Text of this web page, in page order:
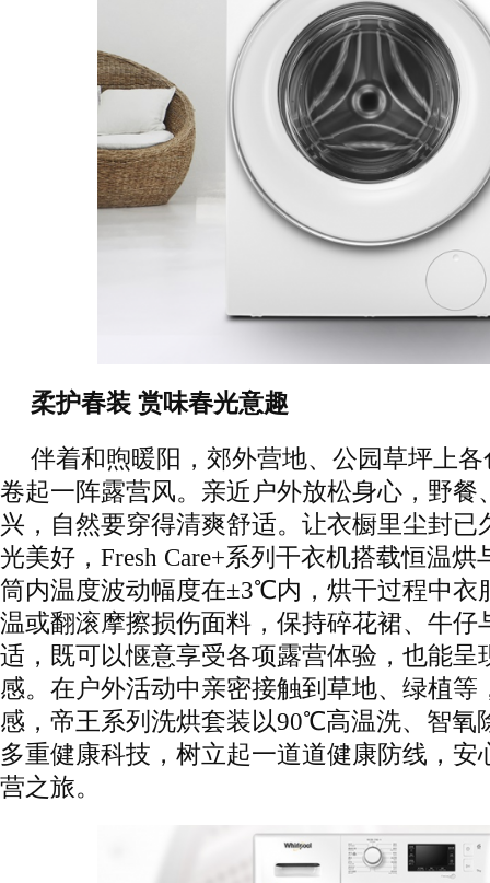
柔护春装 赏味春光意趣
伴着和煦暖阳，郊外营地、公园草坪上
卷起一阵露营风。亲近户外放松身心，野餐
兴，自然要穿得清爽舒适。让衣橱里尘封已
光美好，Fresh Care+系列干衣机搭载恒温
筒内温度波动幅度在±3℃内，烘干过程中衣
温或翻滚摩擦损伤面料，保持碎花裙、牛仔
适，既可以惬意享受各项露营体验，也能呈
感。在户外活动中亲密接触到草地、绿植等
感，帝王系列洗烘套装以90℃高温洗、智氧
多重健康科技，树立起一道道健康防线，安
营之旅。